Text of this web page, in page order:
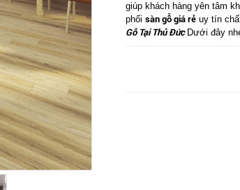
giúp khách hàng yên tâm
phối sàn gỗ giá rẻuy tín
Gỗ Tại Thủ Đức Dưới đây